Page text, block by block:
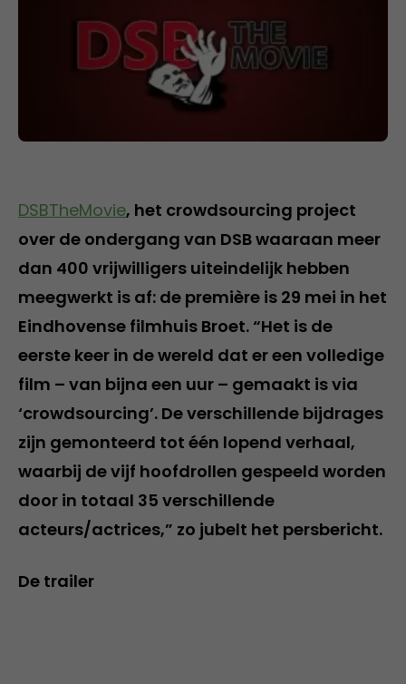
DSBTheMovie, het crowdsourcing project
over de ondergang van DSB waaraan meer
dan 400 vrijwilligers uiteindelijk hebben
meegwerkt is af: de première is 29 mei in het
Eindhovense filmhuis Broet. “Het is de
eerste keer in de wereld dat er een volledige
film – van bijna een uur – gemaakt is via
‘crowdsourcing’. De verschillende bijdrages
zijn gemonteerd tot één lopend verhaal,
waarbij de vijf hoofdrollen gespeeld worden
door in totaal 35 verschillende
acteurs/actrices,” zo jubelt het persbericht.
De trailer